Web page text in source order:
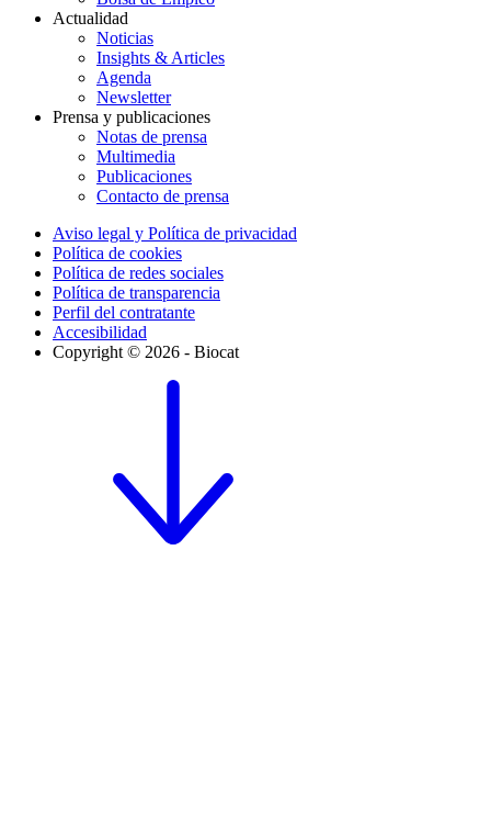
Actualidad
Noticias
Insights & Articles
Agenda
Newsletter
Prensa y publicaciones
Notas de prensa
Multimedia
Publicaciones
Contacto de prensa
Aviso legal y Política de privacidad
Política de cookies
Política de redes sociales
Política de transparencia
Perfil del contratante
Accesibilidad
Copyright © 2026 - Biocat